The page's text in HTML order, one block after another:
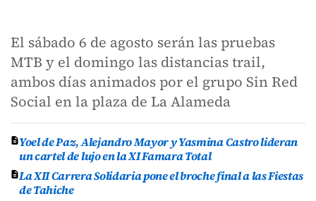
El sábado 6 de agosto serán las pruebas
MTB y el domingo las distancias trail,
ambos días animados por el grupo Sin Red
Social en la plaza de La Alameda
Yoel de Paz, Alejandro Mayor y Yasmina Castro lideran
un cartel de lujo en la XI Famara Total
La XII Carrera Solidaria pone el broche final a las Fiestas
de Tahiche